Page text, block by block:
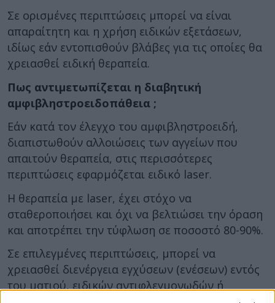
Σε ορισμένες περιπτώσεις μπορεί να είναι
απαραίτητη και η χρήση ειδικών εξετάσεων,
ιδίως εάν εντοπισθούν βλάβες για τις οποίες θα
χρειασθεί ειδική θεραπεία.
Πως αντιμετωπίζεται η διαβητική
αμφιβληστροειδοπάθεια ;
Εάν κατά τον έλεγχο του αμφιβληστροειδή,
διαπιστωθούν αλλοιώσεις των αγγείων που
απαιτούν θεραπεία, στις περισσότερες
περιπτώσεις εφαρμόζεται ειδικό laser.
Η θεραπεία με laser, έχει στόχο να
σταθεροποιήσει και όχι να βελτιώσει την όραση
και αποτρέπει την τύφλωση σε ποσοστό 80-90%.
Σε επιλεγμένες περιπτώσεις, μπορεί να
χρειασθεί διενέργεια εγχύσεων (ενέσεων) εντός
του ματιού, ειδικών αντιφλεγμονωδών ή